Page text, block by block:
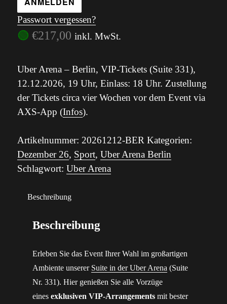
Passwort vergessen?
🟢 €217,00 inkl. MwSt.
Uber Arena – Berlin, VIP-Tickets (Suite 331),
12.12.2026, 19 Uhr, Einlass: 18 Uhr. Zustellung
der Tickets circa vier Wochen vor dem Event via
AXS-App (Infos).
Artikelnummer: 20261212-BER Kategorien:
Dezember 26, Sport,Uber Arena Berlin
Schlagwort:Uber Arena
Beschreibung
Beschreibung
Erleben Sie das Event Ihrer Wahl im großartigen
Ambiente unserer Suite in der Uber Arena (Suite
Nr. 331). Hier genießen Sie alle Vorzüge
eines exklusiven VIP-Arrangementsmit bester